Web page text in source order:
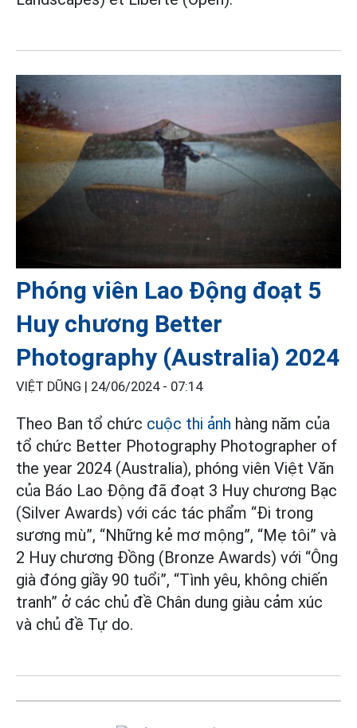
­­­­Phóng viên Lao Động đoạt 5
Huy chương Better
Photography (Australia) 2024
VIỆT DŨNG | 24/06/2024 - 07:14
Theo Ban tổ chức cuộc thi ảnh hàng năm của
tổ chức Better Photography Photographer of
the year 2024 (Australia), phóng viên Việt Văn
của Báo Lao Động đã đoạt 3 Huy chương Bạc
(Silver Awards) với các tác phẩm “Đi trong
sương mù”, “Những kẻ mơ mộng”, “Mẹ tôi” và
2 Huy chương Đồng (Bronze Awards) với “Ông
già đóng giầy 90 tuổi”, “Tình yêu, không chiến
tranh” ở các chủ đề Chân dung giàu cảm xúc
và chủ đề Tự do.